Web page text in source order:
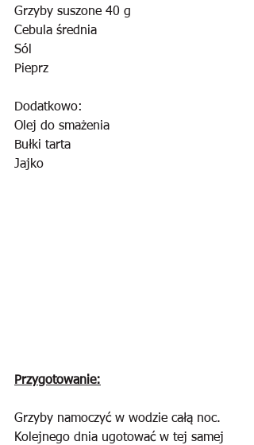
Grzyby suszone 40 g
Cebula średnia
Sól
Pieprz
Dodatkowo:
Olej do smażenia
Bułki tarta
Jajko
Przygotowanie:
Grzyby namoczyć w wodzie całą noc.
Kolejnego dnia ugotować w tej samej